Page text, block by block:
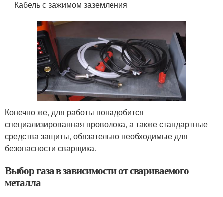
Кабель с зажимом заземления
Конечно же, для работы понадобится
специализированная проволока, а также стандартные
средства защиты, обязательно необходимые для
безопасности сварщика.
Выбор газа в зависимости от свариваемого
металла